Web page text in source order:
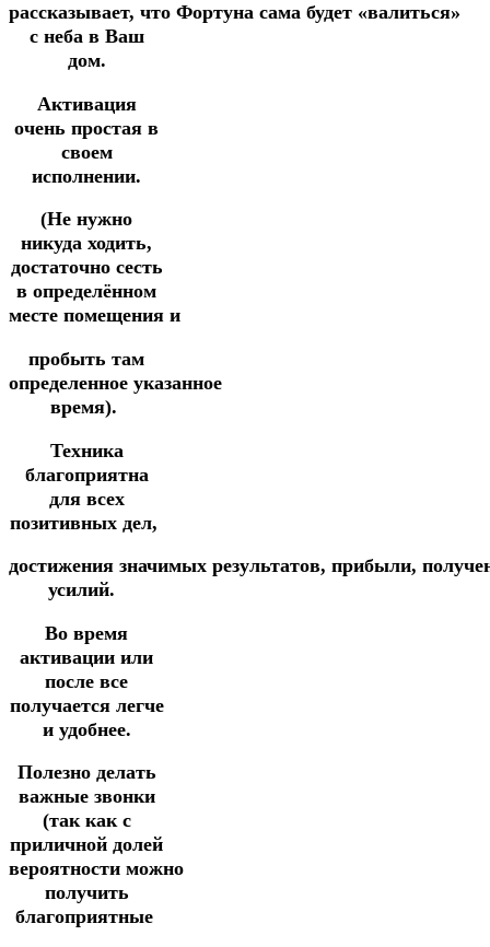
рассказывает, что Фортуна сама будет «валиться»
с неба в Ваш
дом.
Активация
очень простая в
своем
исполнении.
(Не нужно
никуда ходить,
достаточно сесть
в определённом
месте помещения и
пробыть там
определенное указанное
время).
Техника
благоприятна
для всех
позитивных дел,
достижения значимых результатов, прибыли,
усилий.
Во время
активации или
после все
получается легче
и удобнее.
Полезно делать
важные звонки
(так как с
приличной долей
вероятности можно
получить
благоприятные